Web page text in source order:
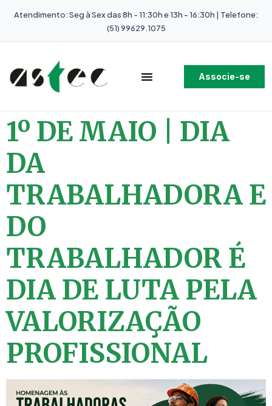
Atendimento: Seg à Sex das 8h - 11:30h e 13h - 16:30h | Telefone:
(51) 99629.1075
Associe-se
1º DE MAIO | DIA
DA
TRABALHADORA E
DO
TRABALHADOR É
DIA DE LUTA PELA
VALORIZAÇÃO
PROFISSIONAL